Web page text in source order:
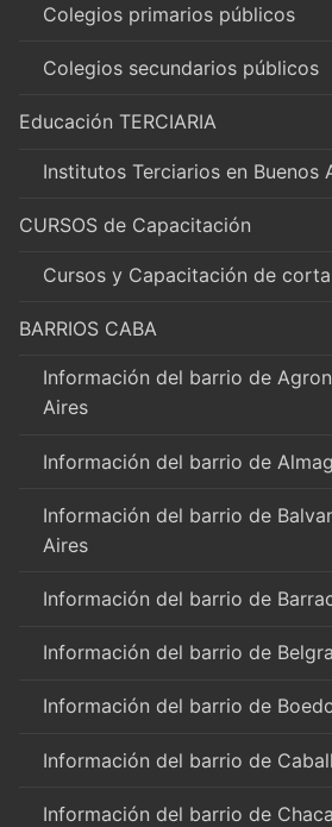
Colegios primarios públicos
Colegios secundarios públicos
Educación TERCIARIA
Institutos Terciarios en Buenos
CURSOS de Capacitación
Cursos y Capacitación de
BARRIOS CABA
Información del barrio de
Aires
Información del barrio de
Información del barrio de
Aires
Información del barrio de
Información del barrio de
Información del barrio de
Información del barrio de
Información del barrio de